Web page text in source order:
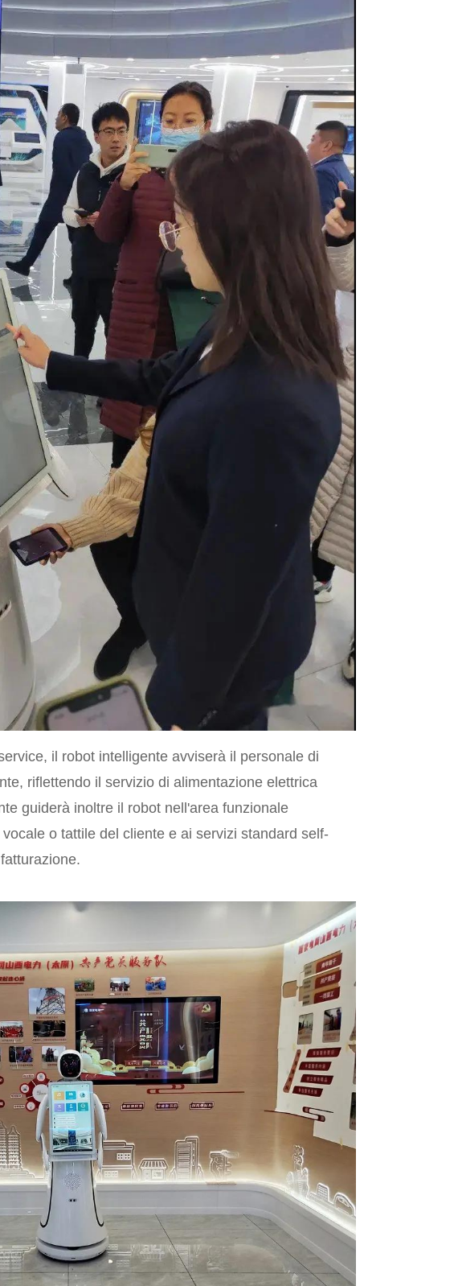
il robot intelligente avviserà il personale di
riflettendo il servizio di alimentazione elettrica
guiderà inoltre il robot nell'area funzionale
o tattile del cliente e ai servizi standard self-